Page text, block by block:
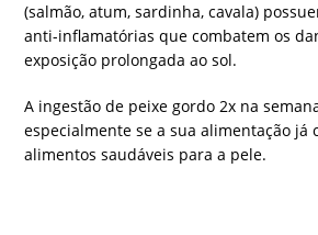
(salmão, atum, sardinha, cavala)
anti-inflamatórias que combatem os
exposição prolongada ao sol.
A ingestão de peixe gordo 2x na
especialmente se a sua alimentação já
alimentos saudáveis para a pele.